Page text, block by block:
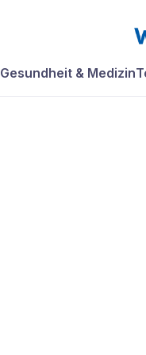
Gesundheit & Medizin